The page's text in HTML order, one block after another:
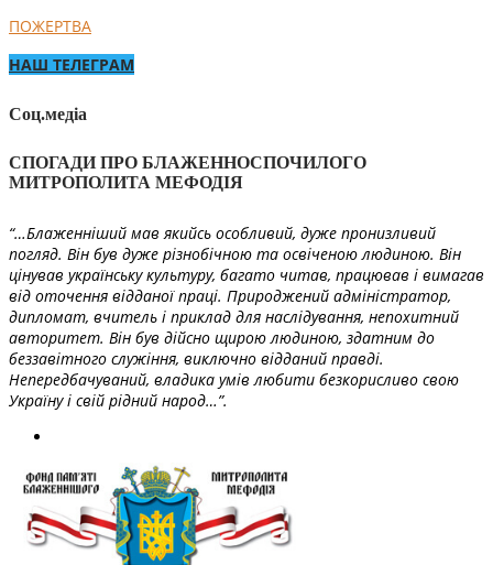
ПОЖЕРТВА
НАШ ТЕЛЕГРАМ
Соц.медіа
СПОГАДИ ПРО БЛАЖЕННОСПОЧИЛОГО
МИТРОПОЛИТА МЕФОДІЯ
“…Блаженніший мав якийсь особливий, дуже пронизливий
погляд. Він був дуже різнобічною та освіченою людиною. Він
цінував українську культуру, багато читав, працював і вимагав
від оточення відданої праці. Природжений адміністратор,
дипломат, вчитель і приклад для наслідування, непохитний
авторитет. Він був дійсно щирою людиною, здатним до
беззавітного служіння, виключно відданий правді.
Непередбачуваний, владика умів любити безкорисливо свою
Україну і свій рідний народ…”.